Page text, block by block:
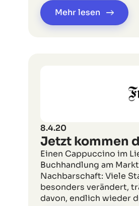
Mehr lesen
8.4.20
Jetzt kommen
Einen Cappuccino im
Buchhandlung am
Nachbarschaft: Viele
besonders verändert,
davon, endlich wieder